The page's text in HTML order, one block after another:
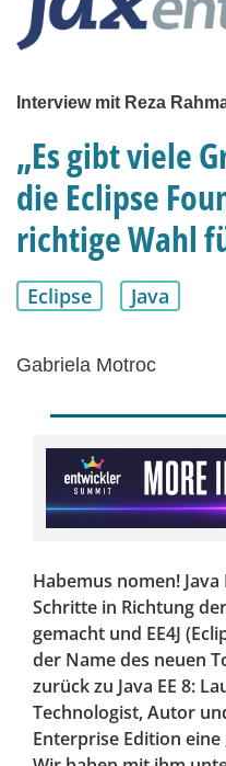
Interview mit Reza
„Es gibt viele
die Eclipse
richtige Wahl
Eclipse Java
Gabriela Motroc
Habemus nomen!
Schritte in Richtung
gemacht und EE4J
der Name des neuen
zurück zu Java EE 8:
Technologist, Autor
Enterprise Edition eine